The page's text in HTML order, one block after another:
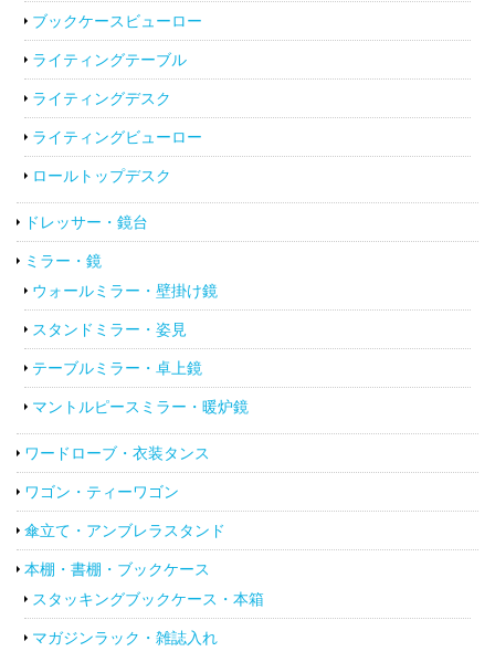
ブックケースビューロー
ライティングテーブル
ライティングデスク
ライティングビューロー
ロールトップデスク
ドレッサー・鏡台
ミラー・鏡
ウォールミラー・壁掛け鏡
スタンドミラー・姿見
テーブルミラー・卓上鏡
マントルピースミラー・暖炉鏡
ワードローブ・衣装タンス
ワゴン・ティーワゴン
傘立て・アンブレラスタンド
本棚・書棚・ブックケース
スタッキングブックケース・本箱
マガジンラック・雑誌入れ